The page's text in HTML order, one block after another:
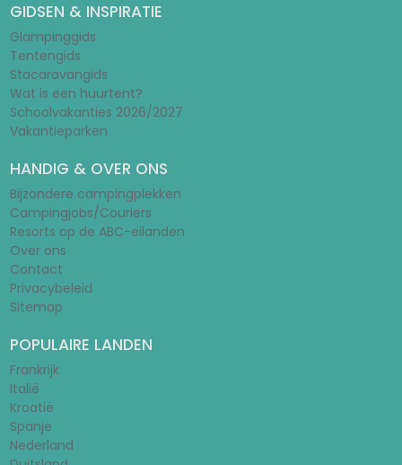
GIDSEN & INSPIRATIE
Glampinggids
Tentengids
Stacaravangids
Wat is een huurtent?
Schoolvakanties 2026/2027
Vakantieparken
HANDIG & OVER ONS
Bijzondere campingplekken
Campingjobs/Couriers
Resorts op de ABC-eilanden
Over ons
Contact
Privacybeleid
Sitemap
POPULAIRE LANDEN
Frankrijk
Italië
Kroatië
Spanje
Nederland